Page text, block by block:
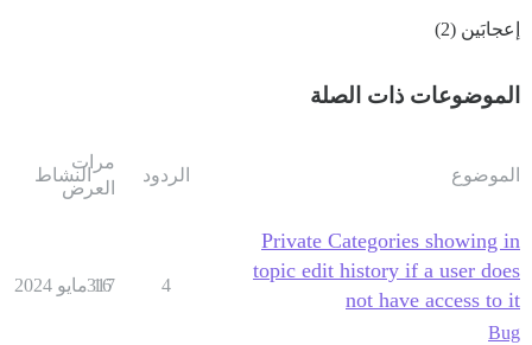
إعجابَين (2)
الموضوعات ذات الصلة
الموضوع الردود
مرات
العرض
النشاط
Private Categories showing in
topic edit history if a user does
not have access to it
Bug
4
317
16 مايو 2024